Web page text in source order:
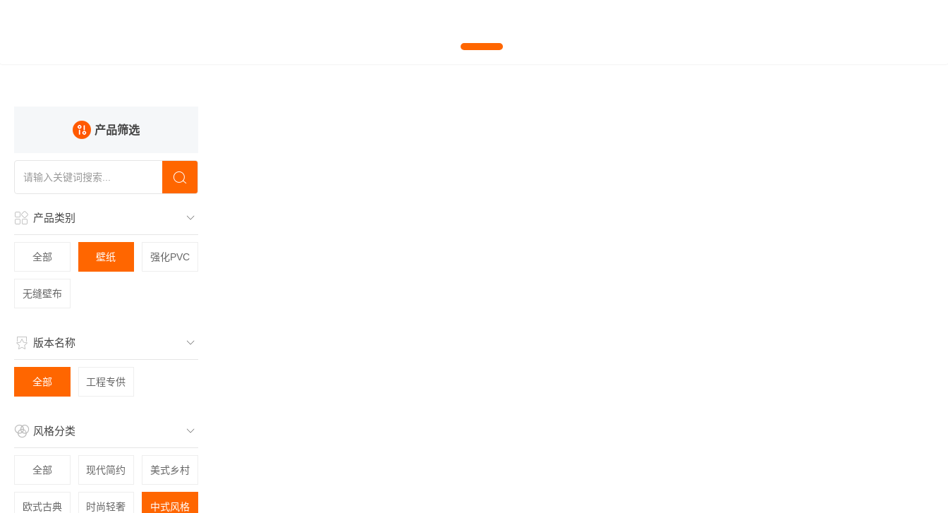
产品筛选
产品类别
全部 壁纸 强化PVC
无缝壁布
版本名称
全部 工程专供
风格分类
全部 现代简约 美式乡村
欧式古典 时尚轻奢 中式风格